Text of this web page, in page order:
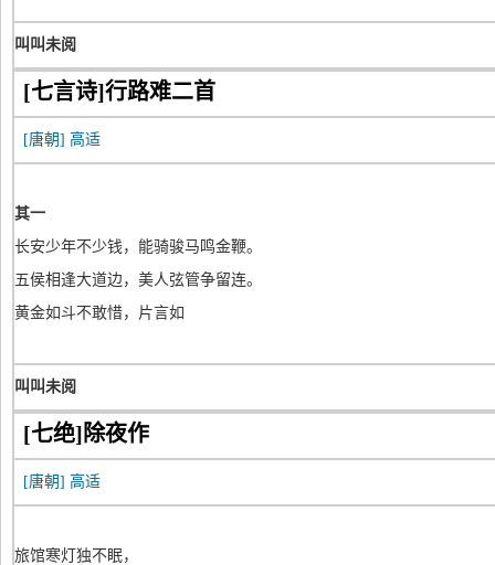
叫叫未阅
[七言诗]行路难二首
[唐朝] 高适
其一
长安少年不少钱，能骑骏马鸣金鞭。
五侯相逢大道边，美人弦管争留连。
黄金如斗不敢惜，片言如
叫叫未阅
[七绝]除夜作
[唐朝] 高适
旅馆寒灯独不眠，